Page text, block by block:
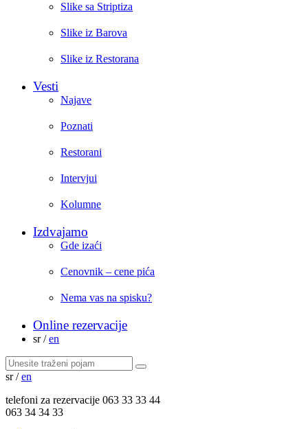
Slike sa Striptiza
Slike iz Barova
Slike iz Restorana
Vesti
Najave
Poznati
Restorani
Intervjui
Kolumne
Izdvajamo
Gde izaći
Cenovnik – cene pića
Nema vas na spisku?
Online rezervacije
sr / en
sr / en
telefoni za rezervacije 063 33 33 44
063 34 34 33